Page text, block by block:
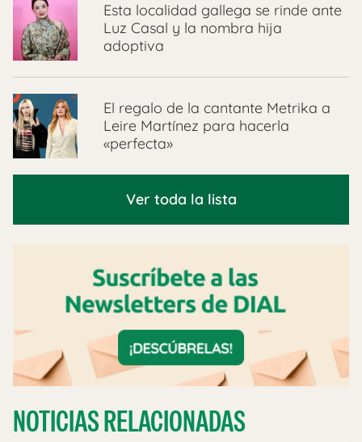
Esta localidad gallega se rinde ante
Luz Casal y la nombra hija
adoptiva
El regalo de la cantante Metrika a
Leire Martínez para hacerla
«perfecta»
Ver toda la lista
NOTICIAS RELACIONADAS